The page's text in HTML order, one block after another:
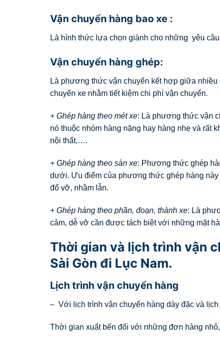
Vận chuyển hàng bao xe :
Là hình thức lựa chọn giành cho những yêu
Vận chuyển hàng ghép:
Là phương thức vận chuyển kết hợp giữa
chuyến xe nhằm tiết kiệm chi phí vận chuyển.
+ Ghép hàng theo mét xe: Là phương thức vận
nó thuộc nhóm hàng nặng hay hàng nhẹ và rất
nội thất,….
+ Ghép hàng theo sàn xe: Phương thức ghép
dưới. Ưu điểm của phương thức ghép hàng này
đổ vỡ, nhầm lẫn.
+ Ghép hàng theo phần, đoạn, thành xe: Là
cảm, dễ vỡ cần được tách biệt với những mặt
Thời gian và lịch trình vận
Sài Gòn đi Lục Nam.
Lịch trình vận chuyển hàng
– Với lịch trình vận chuyển hàng dày đặc và
Thời gian xuất bến đối với những đơn hàng